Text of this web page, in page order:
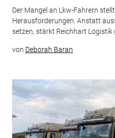
Der Mangel an Lkw-Fahrern
Herausforderungen. Anstatt
setzen, stärkt Reichhart Logistik
von Deborah Baran